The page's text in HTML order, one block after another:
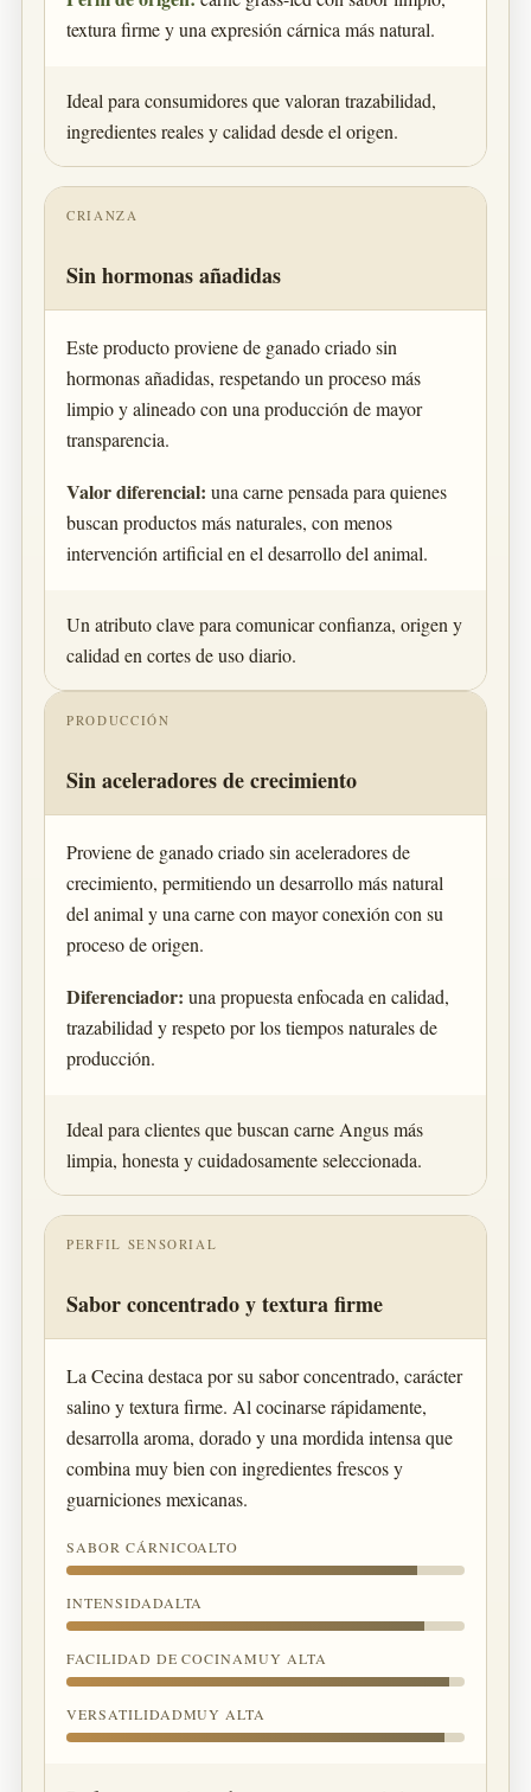
textura firme y una expresión cárnica más natural.
Ideal para consumidores que valoran trazabilidad,
ingredientes reales y calidad desde el origen.
CRIANZA
Sin hormonas añadidas
Este producto proviene de ganado criado sin
hormonas añadidas, respetando un proceso más
limpio y alineado con una producción de mayor
transparencia.
Valor diferencial: una carne pensada para quienes
buscan productos más naturales, con menos
intervención artificial en el desarrollo del animal.
Un atributo clave para comunicar confianza, origen y
calidad en cortes de uso diario.
PRODUCCIÓN
Sin aceleradores de crecimiento
Proviene de ganado criado sin aceleradores de
crecimiento, permitiendo un desarrollo más natural
del animal y una carne con mayor conexión con su
proceso de origen.
Diferenciador: una propuesta enfocada en calidad,
trazabilidad y respeto por los tiempos naturales de
producción.
Ideal para clientes que buscan carne Angus más
limpia, honesta y cuidadosamente seleccionada.
PERFIL SENSORIAL
Sabor concentrado y textura firme
La Cecina destaca por su sabor concentrado, carácter
salino y textura firme. Al cocinarse rápidamente,
desarrolla aroma, dorado y una mordida intensa que
combina muy bien con ingredientes frescos y
guarniciones mexicanas.
SABOR CÁRNICOALTO
INTENSIDADALTA
FACILIDAD DE COCINAMUY ALTA
VERSATILIDADMUY ALTA